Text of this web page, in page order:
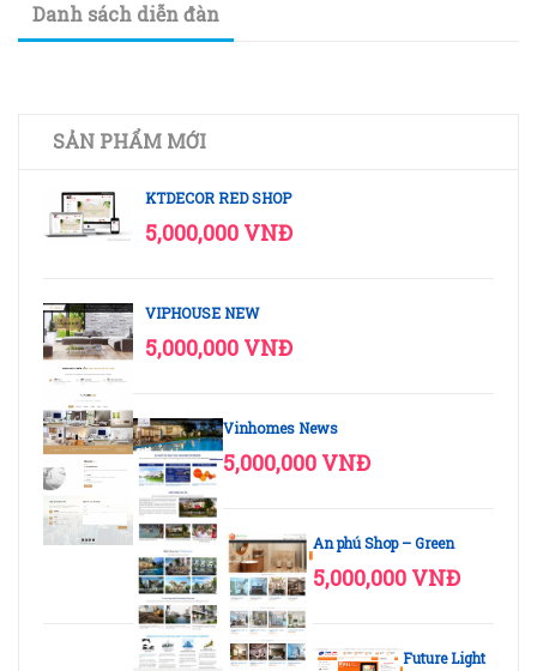
Danh sách diễn đàn
SẢN PHẨM MỚI
KTDECOR RED SHOP
5,000,000 VNĐ
VIPHOUSE NEW
5,000,000 VNĐ
Vinhomes News
5,000,000 VNĐ
An phú Shop – Green
5,000,000 VNĐ
Future Light